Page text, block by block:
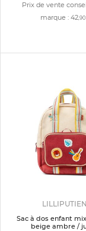
Prix de vente
marque : 42
Sac à dos enfant
beige ambre /